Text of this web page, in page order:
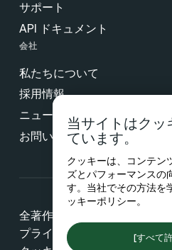
サポート
API ドキュメント
会社
私たちについて
採用情報
ニュース & プレス
お問い合わせ
全著作権所有 © 2026
プライバシー
当サイトはクッ
ています。
クッキーは、コンテン
ズとパフォーマンスの
す。当社でその方法を
ッキーポリシー。
[すべて